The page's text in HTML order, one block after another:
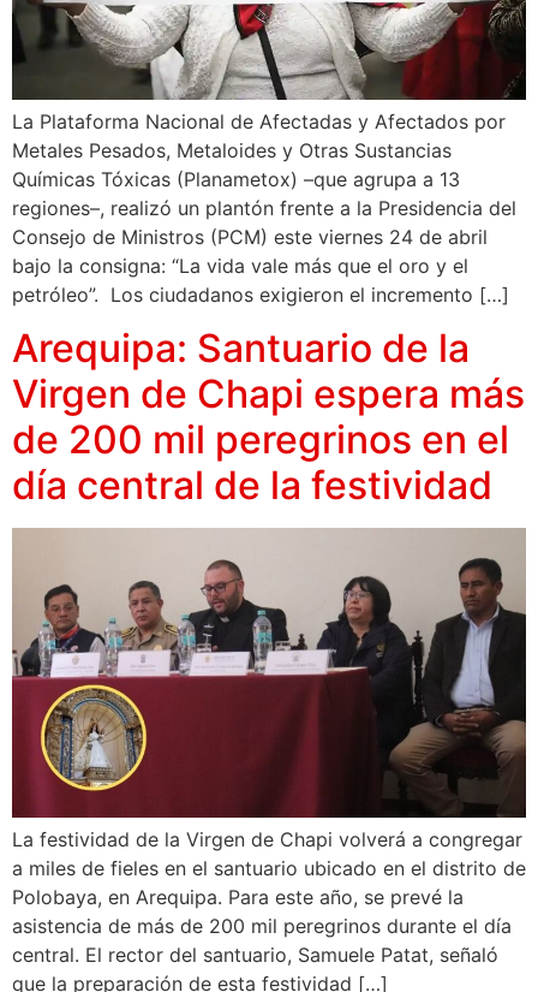
La Plataforma Nacional de Afectadas y Afectados por
Metales Pesados, Metaloides y Otras Sustancias
Químicas Tóxicas (Planametox) –que agrupa a 13
regiones–, realizó un plantón frente a la Presidencia del
Consejo de Ministros (PCM) este viernes 24 de abril
bajo la consigna: “La vida vale más que el oro y el
petróleo”. Los ciudadanos exigieron el incremento […]
Arequipa: Santuario de la
Virgen de Chapi espera más
de 200 mil peregrinos en el
día central de la festividad
La festividad de la Virgen de Chapi volverá a congregar
a miles de fieles en el santuario ubicado en el distrito de
Polobaya, en Arequipa. Para este año, se prevé la
asistencia de más de 200 mil peregrinos durante el día
central. El rector del santuario, Samuele Patat, señaló
que la preparación de esta festividad […]